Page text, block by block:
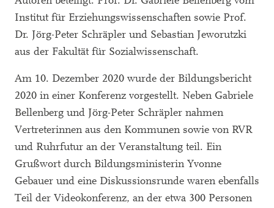
Institut für Erziehungswissenschaften sowie Prof.
Dr. Jörg-Peter Schräpler und Sebastian Jeworutzki
aus der Fakultät für Sozialwissenschaft.
Am 10. Dezember 2020 wurde der Bildungsbericht
2020 in einer Konferenz vorgestellt. Neben Gabriele
Bellenberg und Jörg-Peter Schräpler nahmen
Vertreterinnen aus den Kommunen sowie von RVR
und Ruhrfutur an der Veranstaltung teil. Ein
Grußwort durch Bildungsministerin Yvonne
Gebauer und eine Diskussionsrunde waren ebenfalls
Teil der Videokonferenz, an der etwa 300 Personen